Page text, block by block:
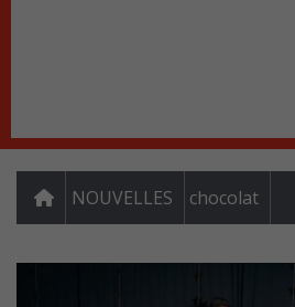
NOUVELLES chocolat